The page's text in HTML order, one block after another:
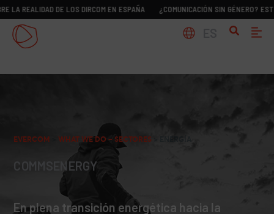
DE LOS DIRCOM EN ESPAÑA ¿COMUNICACIÓN SIN GÉNERO? ESTUDIO
EVERCOM >WHAT WE DO – SECTORES
COMMSENERGY
En plena transición energética hacia la